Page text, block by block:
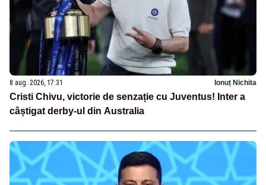
8 aug. 2026, 17:31 Ionuț Nichita
Cristi Chivu, victorie de senzație cu Juventus! Inter a
câștigat derby-ul din Australia